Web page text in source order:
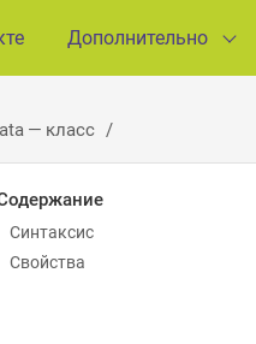
Дополнительно
— класс
Синтаксис
Свойства